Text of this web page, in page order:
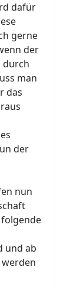
dafür
gerne
der
durch
man
das
der
nun
und ab